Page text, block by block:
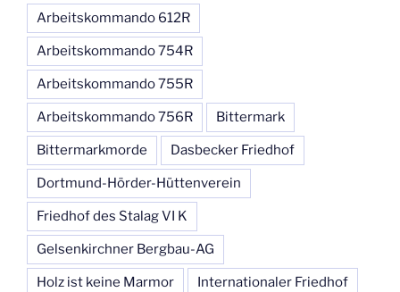
Internationalen
Friedhof
am
Rennweg
in
Dortmund“
Arbeitskommando 612R
Arbeitskommando 754R
Arbeitskommando 755R
Arbeitskommando 756R Bittermark
Bittermarkmorde Dasbecker Friedhof
Dortmund-Hörder-Hüttenverein
Friedhof des Stalag VI K
Gelsenkirchner Bergbau-AG
Holz ist keine Marmor Internationaler Friedhof